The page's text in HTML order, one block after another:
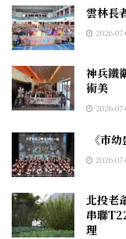
雲林長
2026-
神兵鐵
術美
2026-
《市
2026-
北投老
串聯
理